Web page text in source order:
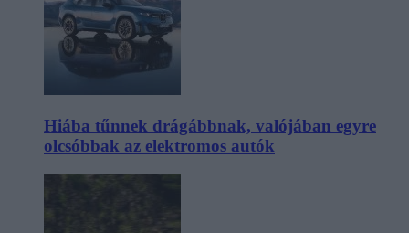
Hiába tűnnek drágábbnak, valójában egyre
olcsóbbak az elektromos autók